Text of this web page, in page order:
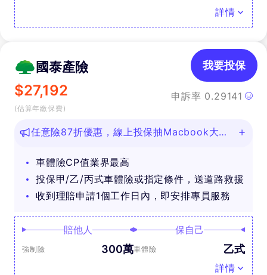
詳情
國泰產險
$27,192
(估算年繳保費)
申訴率 0.29141
我要投保
任意險87折優惠，線上投保抽Macbook大
車體險CP值業界最高
投保甲/乙/丙式車體險或指定條件，送道路救援
收到理賠申請1個工作日內，即安排專員服務
賠他人
強制險 300萬
保自己
車體險 乙式
詳情